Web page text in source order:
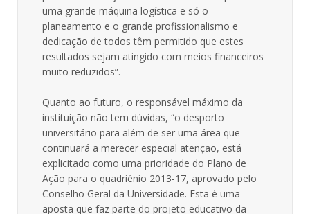
uma grande máquina logística e só o
planeamento e o grande profissionalismo e
dedicação de todos têm permitido que estes
resultados sejam atingido com meios financeiros
muito reduzidos”.
Quanto ao futuro, o responsável máximo da
instituição não tem dúvidas, “o desporto
universitário para além de ser uma área que
continuará a merecer especial atenção, está
explicitado como uma prioridade do Plano de
Ação para o quadriénio 2013-17, aprovado pelo
Conselho Geral da Universidade. Esta é uma
aposta que faz parte do projeto educativo da